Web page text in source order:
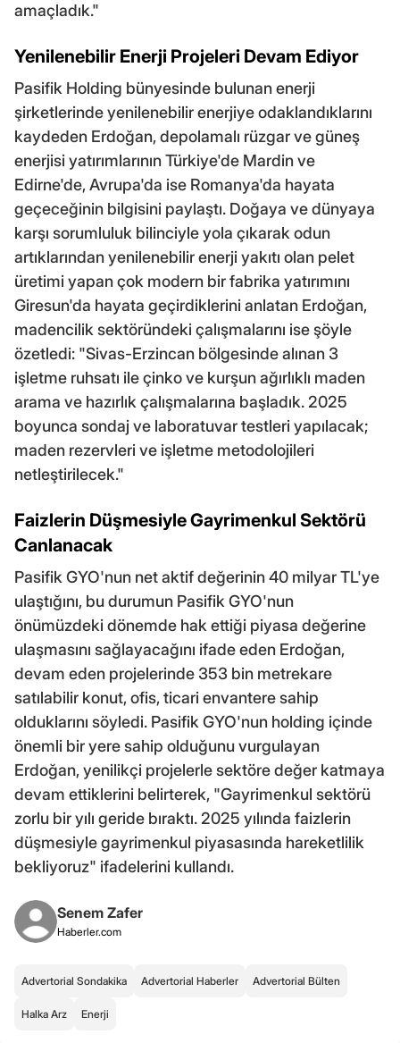
amaçladık."
Yenilenebilir Enerji Projeleri Devam Ediyor
Pasifik Holding bünyesinde bulunan enerji
şirketlerinde yenilenebilir enerjiye odaklandıklarını
kaydeden Erdoğan, depolamalı rüzgar ve güneş
enerjisi yatırımlarının Türkiye'de Mardin ve
Edirne'de, Avrupa'da ise Romanya'da hayata
geçeceğinin bilgisini paylaştı. Doğaya ve dünyaya
karşı sorumluluk bilinciyle yola çıkarak odun
artıklarından yenilenebilir enerji yakıtı olan pelet
üretimi yapan çok modern bir fabrika yatırımını
Giresun'da hayata geçirdiklerini anlatan Erdoğan,
madencilik sektöründeki çalışmalarını ise şöyle
özetledi: "Sivas-Erzincan bölgesinde alınan 3
işletme ruhsatı ile çinko ve kurşun ağırlıklı maden
arama ve hazırlık çalışmalarına başladık. 2025
boyunca sondaj ve laboratuvar testleri yapılacak;
maden rezervleri ve işletme metodolojileri
netleştirilecek."
Faizlerin Düşmesiyle Gayrimenkul Sektörü
Canlanacak
Pasifik GYO'nun net aktif değerinin 40 milyar TL'ye
ulaştığını, bu durumun Pasifik GYO'nun
önümüzdeki dönemde hak ettiği piyasa değerine
ulaşmasını sağlayacağını ifade eden Erdoğan,
devam eden projelerinde 353 bin metrekare
satılabilir konut, ofis, ticari envantere sahip
olduklarını söyledi. Pasifik GYO'nun holding içinde
önemli bir yere sahip olduğunu vurgulayan
Erdoğan, yenilikçi projelerle sektöre değer katmaya
devam ettiklerini belirterek, "Gayrimenkul sektörü
zorlu bir yılı geride bıraktı. 2025 yılında faizlerin
düşmesiyle gayrimenkul piyasasında hareketlilik
bekliyoruz" ifadelerini kullandı.
Senem Zafer
Haberler.com
Advertorial Sondakika Advertorial Haberler Advertorial Bülten
Halka Arz Enerji